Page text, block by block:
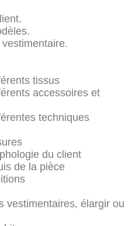
tissus
accessoires et
techniques
du client
de la pièce
vestimentaires, élargir ou